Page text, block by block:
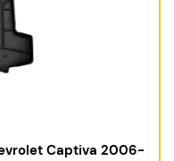
Captiva 2006-